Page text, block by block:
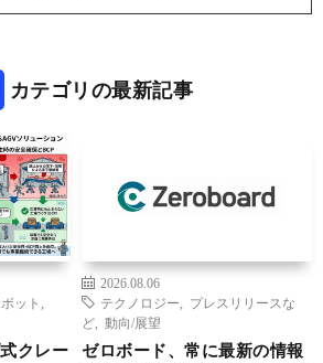
カテゴリの最新記事
ボット
クレー
2026.08.06
テクノロジー
プレスリリースな
ど
動向/展望
ゼロボード、常に最新の情報